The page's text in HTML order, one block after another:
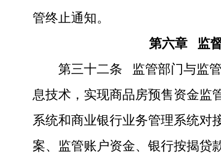
管终止通知。
第六章 监
第三十二条 监管部门与监
息技术，实现商品房预售资金监
系统和商业银行业务管理系统对
案、监管账户资金、银行按揭贷